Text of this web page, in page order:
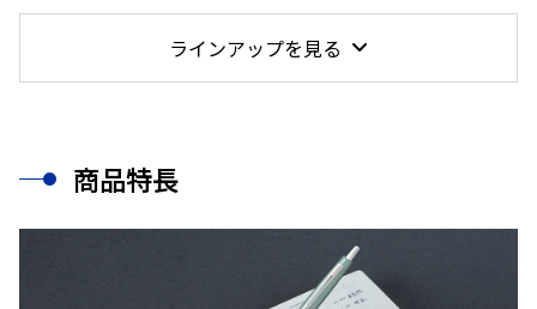
ラインアップを見る
商品特長